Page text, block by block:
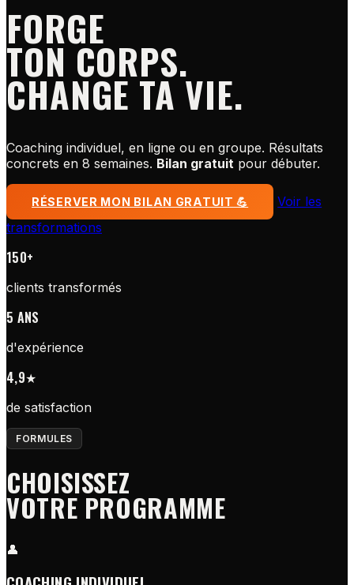
FORGE
TON CORPS.
CHANGE TA VIE.
Coaching individuel, en ligne ou en groupe. Résultats
concrets en 8 semaines. Bilan gratuit pour débuter.
RÉSERVER MON BILAN GRATUIT 💪
Voir les
transformations
150+
clients transformés
5 ANS
d'expérience
4,9★
de satisfaction
FORMULES
CHOISISSEZ
VOTRE PROGRAMME
👤